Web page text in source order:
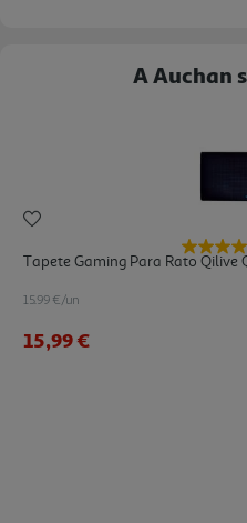
A Auchan
Tapete Gaming Para Rato Qilive
15.99 €/un
15,99 €